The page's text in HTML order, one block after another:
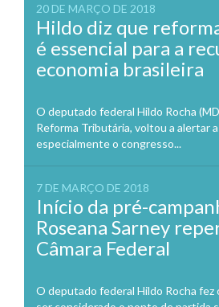
20 DE MARÇO DE 2018
Hildo diz que
é essencial para a
economia brasileira
O deputado federal Hildo Rocha
Reforma Tributária, voltou a alertar
especialmente o congresso...
7 DE MARÇO DE 2018
Início da pré-
Roseana Sarney
Câmara Federal
O deputado federal Hildo Rocha fez